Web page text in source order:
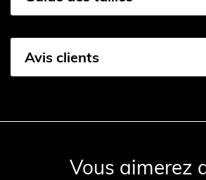
Avis clients
Vous aimerez